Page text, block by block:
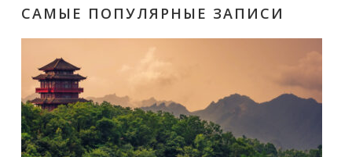
САМЫЕ ПОПУЛЯРНЫЕ ЗАПИСИ